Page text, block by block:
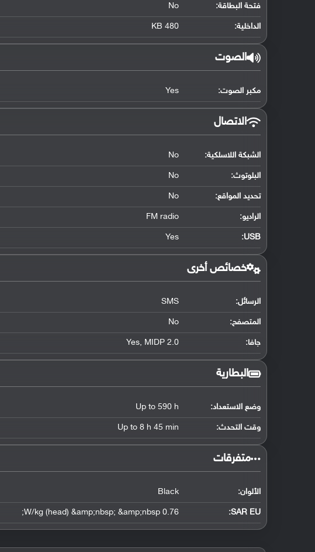
فتحة البطاقة: No
الداخلية: 480 KB
الصوت
مكبر الصوت: Yes
الاتصال
الشبكة اللاسلكية: No
البلوتوث:
No
تحديد المواقع:
No
الراديو: FM radio
USB
:
Yes
خصائص أخرى
الرسائل: SMS
المتصفح: No
جافا: Yes, MIDP 2.0
البطارية
وضع الاستعداد: Up to 590 h
وقت التحدث: Up to 8 h 45 min
‏متفرقات‏
الألوان: Black
SAR EU:
0.76 W/kg (head) &amp;nbsp; &amp;nbsp;